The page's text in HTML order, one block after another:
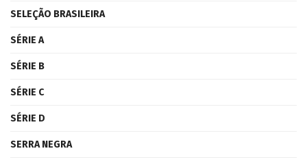
SELEÇÃO BRASILEIRA
SÉRIE A
SÉRIE B
SÉRIE C
SÉRIE D
SERRA NEGRA